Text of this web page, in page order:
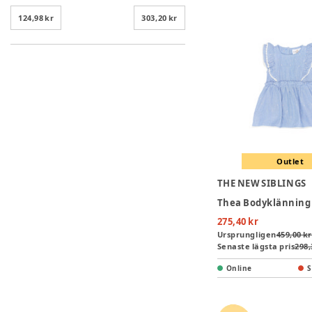
124,98 kr 303,20 kr
Outlet
THE NEW SIBLINGS
275,40 kr
Ursprungligen459,00 kr
Senaste lägsta pris
Online